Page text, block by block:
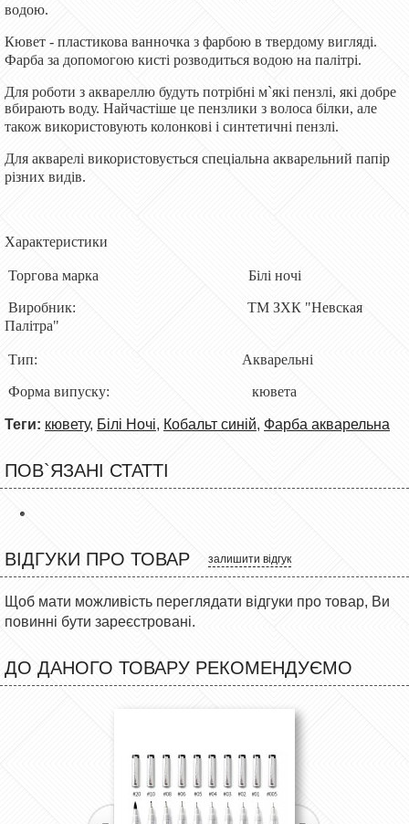
водою.
Кювет - пластикова ванночка з фарбою в твердому вигляді.
Фарба за допомогою кисті розводиться водою на палітрі.
Для роботи з аквареллю будуть потрібні м`які пензлі, які добре
вбирають воду. Найчастіше це пензлики з волоса білки, але
також використовують колонкові і синтетичні пензлі.
Для акварелі використовується спеціальна акварельний папір
різних видів.
Характеристики
Торгова марка Білі ночі
Виробник: ТМ ЗХК "Невская
Палітра"
Тип: Акварельні
Форма випуску: кювета
Теги: кювету, Білі Ночі, Кобальт синій, Фарба акварельна
ПОВ`ЯЗАНІ СТАТТІ
ВІДГУКИ ПРО ТОВАР залишити відгук
Щоб мати можливість переглядати відгуки про товар, Ви
повинні бути зареєстровані.
ДО ДАНОГО ТОВАРУ РЕКОМЕНДУЄМО